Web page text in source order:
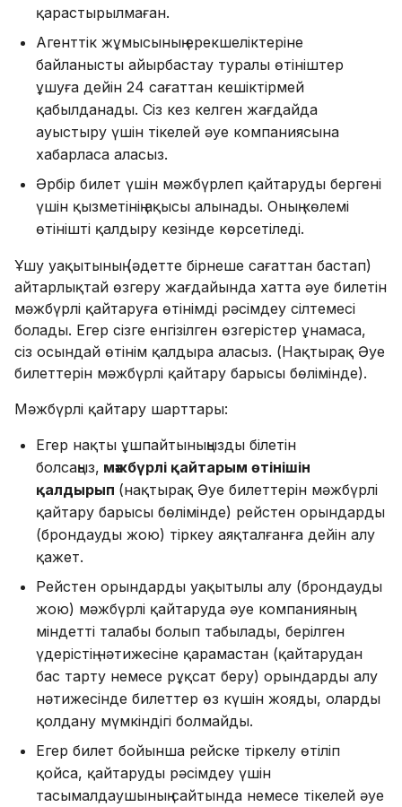
қарастырылмаған.
Агенттік жұмысының ерекшеліктеріне
байланысты айырбастау туралы өтініштер
ұшуға дейін 24 сағаттан кешіктірмей
қабылданады. Сіз кез келген жағдайда
ауыстыру үшін тікелей әуе компаниясына
хабарласа аласыз.
Әрбір билет үшін мәжбүрлеп қайтаруды бергені
үшін қызметінің ақысы алынады. Оның көлемі
өтінішті қалдыру кезінде көрсетіледі.
Ұшу уақытының (әдетте бірнеше сағаттан бастап)
айтарлықтай өзгеру жағдайында хатта әуе билетін
мәжбүрлі қайтаруға өтінімді рәсімдеу сілтемесі
болады. Егер сізге енгізілген өзгерістер ұнамаса,
сіз осындай өтінім қалдыра аласыз. (Нақтырақ Әуе
билеттерін мәжбүрлі қайтару барысы бөлімінде).
Мәжбүрлі қайтару шарттары:
Егер нақты ұшпайтыныңызды білетін
болсаңыз, мәжбүрлі қайтарым өтінішін
қалдырып (нақтырақ Әуе билеттерін мәжбүрлі
қайтару барысы бөлімінде) рейстен орындарды
(брондауды жою) тіркеу аяқталғанға дейін алу
қажет.
Рейстен орындарды уақытылы алу (брондауды
жою) мәжбүрлі қайтаруда әуе компанияның
міндетті талабы болып табылады, берілген
үдерістің нәтижесіне қарамастан (қайтарудан
бас тарту немесе рұқсат беру) орындарды алу
нәтижесінде билеттер өз күшін жояды, оларды
қолдану мүмкіндігі болмайды.
Егер билет бойынша рейске тіркелу өтіліп
қойса, қайтаруды рәсімдеу үшін
тасымалдаушының сайтында немесе тікелей әуе